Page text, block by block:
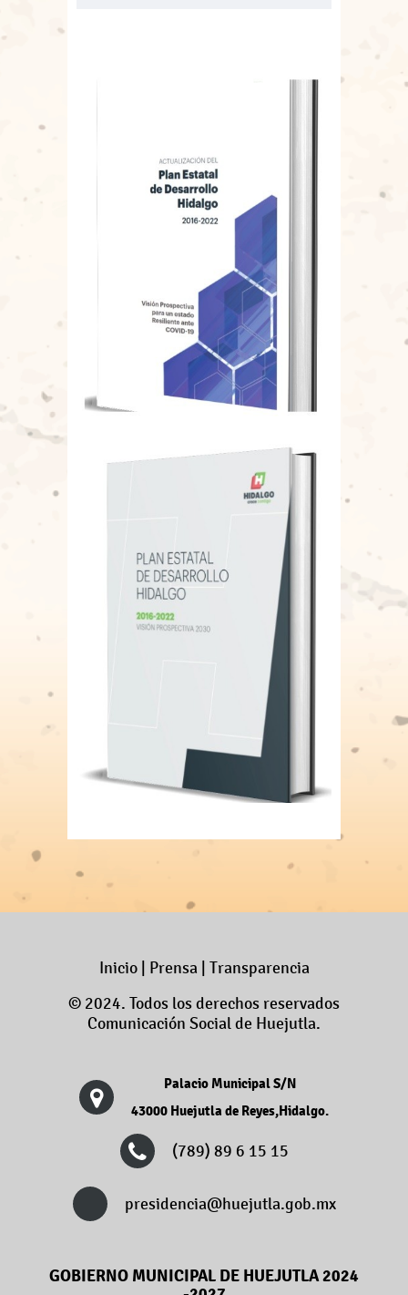
Inicio| Prensa
Transparencia
© 2024. Todos los derechos reservados
Comunicación Social de Huejutla.
Palacio Municipal S/N
43000 Huejutla de Reyes,Hidalgo.
(789) 89 6 15 15
presidencia@huejutla.gob.mx
GOBIERNO MUNICIPAL DE HUEJUTLA 2024